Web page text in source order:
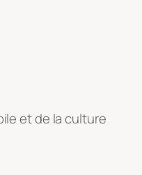
et de la culture